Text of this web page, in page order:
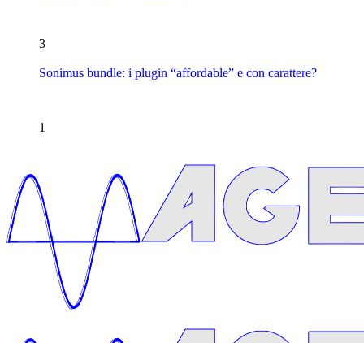
3
Sonimus bundle: i plugin “affordable” e con carattere?
1